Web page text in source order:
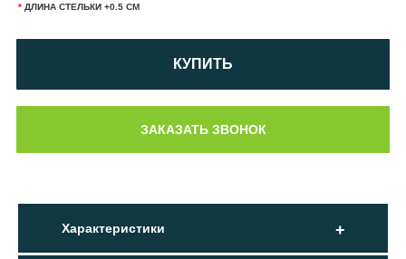
* ДЛИНА СТЕЛЬКИ +0.5 СМ
КУПИТЬ
Характеристики